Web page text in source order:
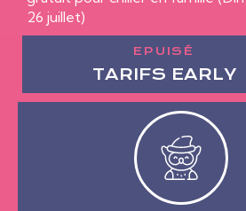
26 juillet)
EPUISÉ
TARIFS EARLY